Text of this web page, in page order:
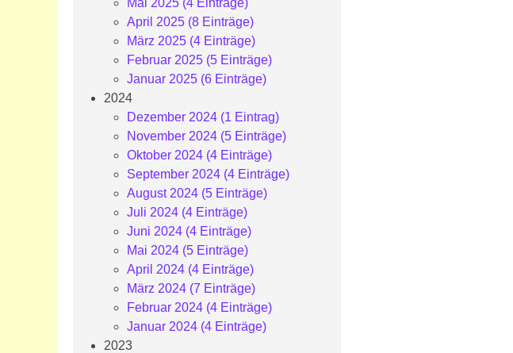
Mai 2025 (4 Einträge)
April 2025 (8 Einträge)
März 2025 (4 Einträge)
Februar 2025 (5 Einträge)
Januar 2025 (6 Einträge)
2024
Dezember 2024 (1 Eintrag)
November 2024 (5 Einträge)
Oktober 2024 (4 Einträge)
September 2024 (4 Einträge)
August 2024 (5 Einträge)
Juli 2024 (4 Einträge)
Juni 2024 (4 Einträge)
Mai 2024 (5 Einträge)
April 2024 (4 Einträge)
März 2024 (7 Einträge)
Februar 2024 (4 Einträge)
Januar 2024 (4 Einträge)
2023